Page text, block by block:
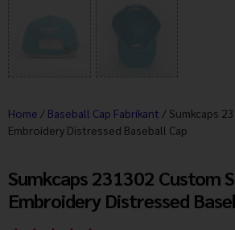
Home / Baseball Cap Fabrikant / Sumkcaps
Embroidery Distressed Baseball Cap
Sumkcaps 231302 Custom
Embroidery Distressed